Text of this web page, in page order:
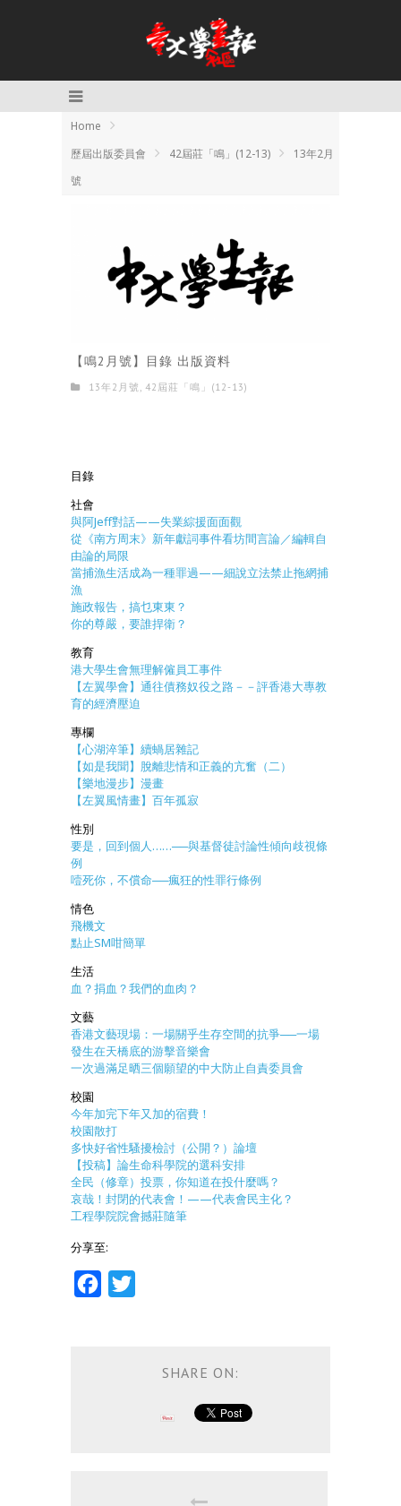
Home
歷屆出版委員會
42屆莊「鳴」(12-13)
13年2月
號
【鳴2月號】目錄 出版資料
13年2月號 , 42屆莊「鳴」(12-13)
目錄
社會
與阿Jeff對話——失業綜援面面觀
從《南方周末》新年獻詞事件看坊間言論／編輯自
由論的局限
當捕漁生活成為一種罪過——細說立法禁止拖網捕
漁
施政報告，搞乜東東？
你的尊嚴，要誰捍衛？
教育
港大學生會無理解僱員工事件
【左翼學會】通往債務奴役之路－－評香港大專教
育的經濟壓迫
專欄
【心湖淬筆】續蝸居雜記
【如是我聞】脫離悲情和正義的亢奮（二）
【樂地漫步】漫畫
【左翼風情畫】百年孤寂
性別
要是，回到個人……──與基督徒討論性傾向歧視條
例
噎死你，不償命──瘋狂的性罪行條例
情色
飛機文
點止SM咁簡單
生活
血？捐血？我們的血肉？
文藝
香港文藝現場：一場關乎生存空間的抗爭──一場
發生在天橋底的游擊音樂會
一次過滿足晒三個願望的中大防止自責委員會
校園
今年加完下年又加的宿費！
校園散打
多快好省性騷擾檢討（公開？）論壇
【投稿】論生命科學院的選科安排
全民（修章）投票，你知道在投什麼嗎？
哀哉！封閉的代表會！——代表會民主化？
工程學院院會撼莊隨筆
分享至:
Facebook
SHARE ON: